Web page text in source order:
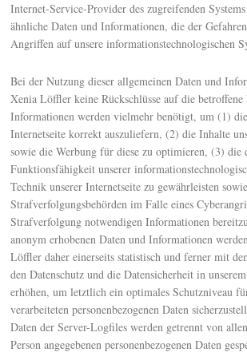
Internet-Service-Provider des zugreifenden
ähnliche Daten und Informationen, die der
Angriffen auf unsere informationstechnologischen
Bei der Nutzung dieser allgemeinen Daten und
Xenia Löffler keine Rückschlüsse auf die betroffene
Informationen werden vielmehr benötigt, um (1)
Internetseite korrekt auszuliefern, (2) die Inhalte
sowie die Werbung für diese zu optimieren, (3) die
Funktionsfähigkeit unserer
Technik unserer Internetseite zu gewährleisten
Strafverfolgungsbehörden im Falle eines
Strafverfolgung notwendigen Informationen
anonym erhobenen Daten und Informationen
Löffler daher einerseits statistisch und ferner mit
den Datenschutz und die Datensicherheit in
erhöhen, um letztlich ein optimales Schutzniveau
verarbeiteten personenbezogenen Daten
Daten der Server-Logfiles werden getrennt von
Person angegebenen personenbezogenen Daten